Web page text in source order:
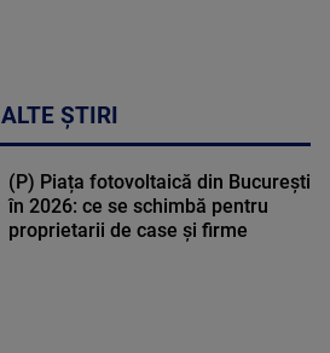
ALTE ȘTIRI
(P) Piața fotovoltaică din București
în 2026: ce se schimbă pentru
proprietarii de case și firme